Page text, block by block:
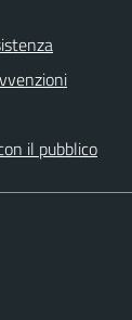
il pubblico